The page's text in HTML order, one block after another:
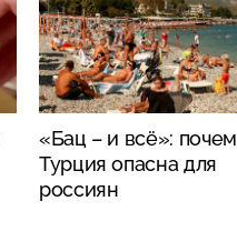
«Бац – и всё»:
Турция опасна для
россиян